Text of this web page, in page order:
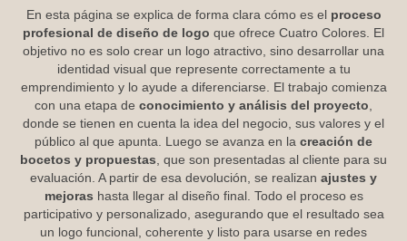
En esta página se explica de forma clara cómo es el proceso
profesional de diseño de logo que ofrece Cuatro Colores. El
objetivo no es solo crear un logo atractivo, sino desarrollar una
identidad visual que represente correctamente a tu
emprendimiento y lo ayude a diferenciarse. El trabajo comienza
con una etapa de conocimiento y análisis del proyecto
donde se tienen en cuenta la idea del negocio, sus valores y el
público al que apunta. Luego se avanza en la creación de
bocetos y propuestas , que son presentadas al cliente para su
evaluación. A partir de esa devolución, se realizan ajustes y
mejoras hasta llegar al diseño final. Todo el proceso es
participativo y personalizado, asegurando que el resultado sea
un logo funcional, coherente y listo para usarse en redes